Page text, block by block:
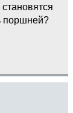
поршней?